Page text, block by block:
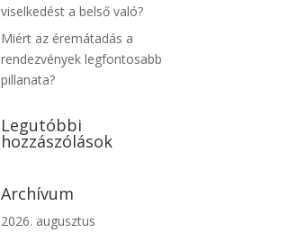
viselkedést a belső való?
Miért az éremátadás a
rendezvények legfontosabb
pillanata?
Legutóbbi
hozzászólások
Archívum
2026. augusztus